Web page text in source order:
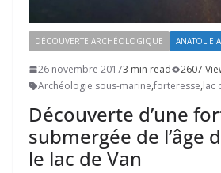
DÉCOUVERTE ARCHÉOLOGIQUE ANATOLIE
26 novembre 20173 min read
2607
Archéologie sous-marine,forteresse,lac
Découverte d’une
submergée de l’âge
le lac de Van